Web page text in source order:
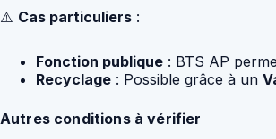
⚠️ Cas particuliers :
Fonction publique : BTS AP
Recyclage : Possible grâce à un
Autres conditions à vérifier